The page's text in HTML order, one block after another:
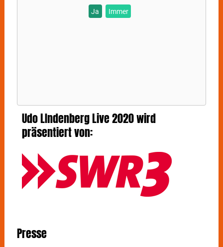
Ja Immer
Udo LIndenberg Live 2020 wird
präsentiert von:
Presse